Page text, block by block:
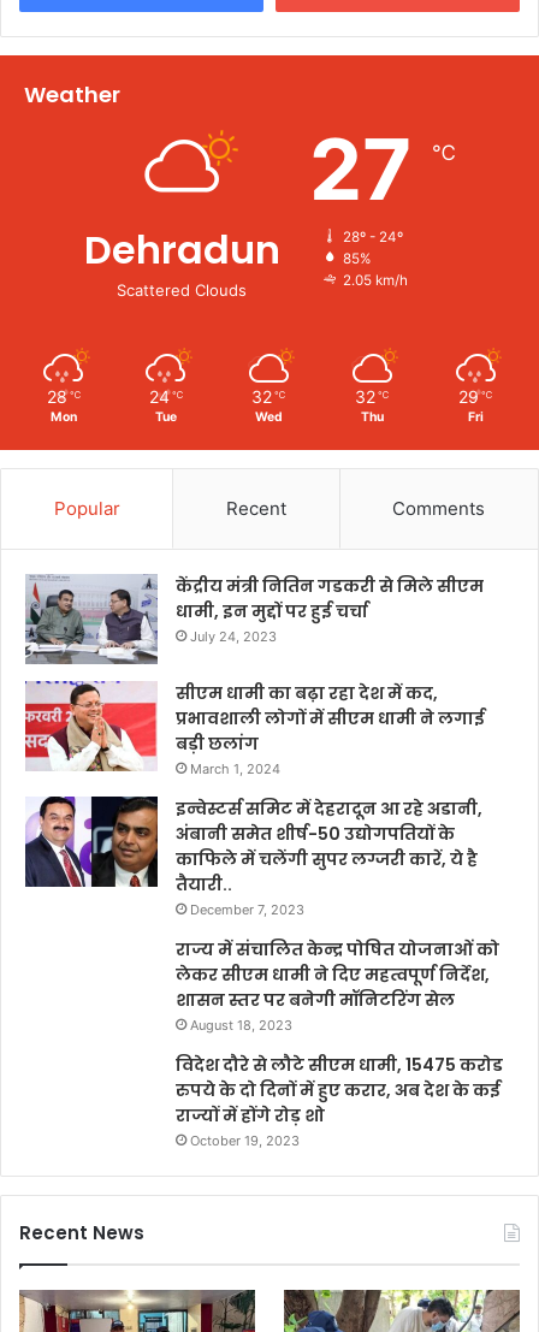
Weather
Dehradun
Scattered Clouds
27 ℃
28º - 24º
85%
2.05 km/h
28 ℃
Mon
24 ℃
Tue
32 ℃
Wed
32 ℃
Thu
29 ℃
Fri
Popular Recent Comments
केंद्रीय मंत्री नितिन गडकरी से मिले सीएम
धामी, इन मुद्दों पर हुई चर्चा
July 24, 2023
सीएम धामी का बढ़ा रहा देश में कद,
प्रभावशाली लोगों में सीएम धामी ने लगाई
बड़ी छलांग
March 1, 2024
इन्वेस्टर्स समिट में देहरादून आ रहे अडानी,
अंबानी समेत शीर्ष-50 उद्योगपतियों के
काफिले में चलेंगी सुपर लग्जरी कारें, ये है
तैयारी..
December 7, 2023
राज्य में संचालित केन्द्र पोषित योजनाओं को
लेकर सीएम धामी ने दिए महत्वपूर्ण निर्देश,
शासन स्तर पर बनेगी मॉनिटरिंग सेल
August 18, 2023
विदेश दौरे से लौटे सीएम धामी, 15475 करोड
रुपये के दो दिनों में हुए करार, अब देश के कई
राज्यों में होंगे रोड़ शो
October 19, 2023
Recent News